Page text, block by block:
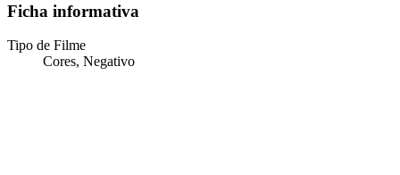
Ficha informativa
Tipo de Filme
Cores, Negativo